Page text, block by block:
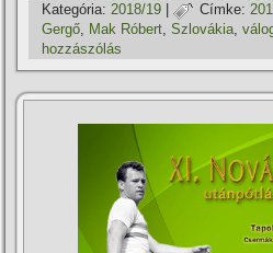
Kategória: 2018/19 | Címke:
Gergő, Mak Róbert,Szlovákia,
hozzászólás